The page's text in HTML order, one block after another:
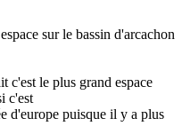
sur le bassin d'arcachon
c'est le plus grand espace
c'est
d'europe puisque il y a plus